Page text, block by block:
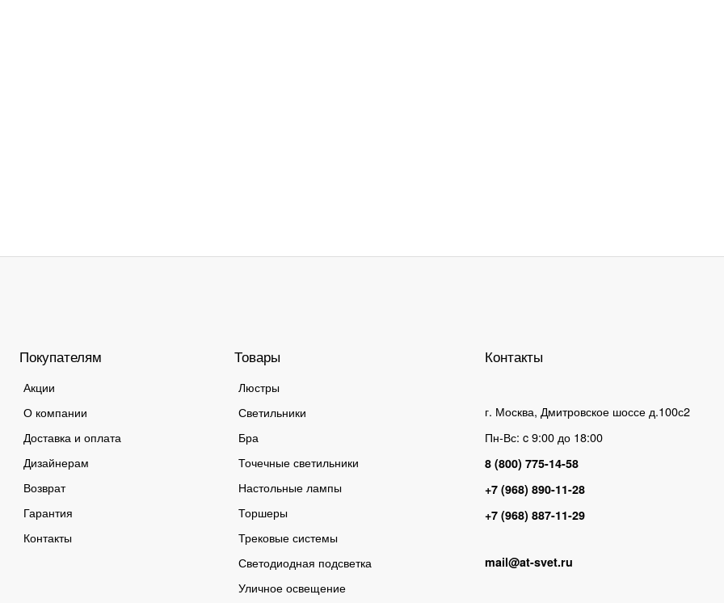
Покупателям
Акции
О компании
Доставка и оплата
Дизайнерам
Возврат
Гарантия
Контакты
Товары
Люстры
Светильники
Бра
Точечные светильники
Настольные лампы
Торшеры
Трековые системы
Светодиодная подсветка
Уличное освещение
Контакты
г. Москва, Дмитровское шоссе д.100с2
Пн-Вс: c 9:00 до 18:00
8 (800) 775-14-58
+7 (968) 890-11-28
+7 (968) 887-11-29
mail@at-svet.ru